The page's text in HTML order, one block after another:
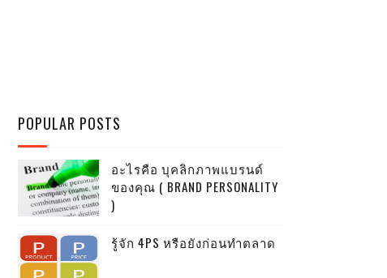
POPULAR POSTS
อะไรคือ บุคลิกภาพแบรนด์
ของคุณ ( BRAND PERSONALITY
)
รู้จัก 4PS หรือยังก่อนทำตลาด